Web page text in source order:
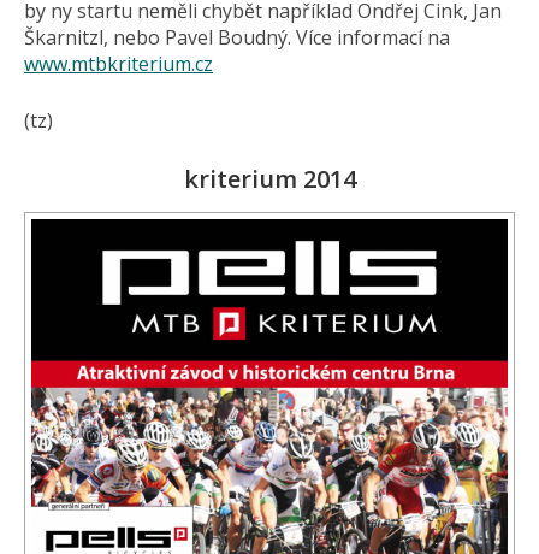
by ny startu neměli chybět například Ondřej Cink, Jan
Škarnitzl, nebo Pavel Boudný. Více informací na
www.mtbkriterium.cz
(tz)
kriterium 2014